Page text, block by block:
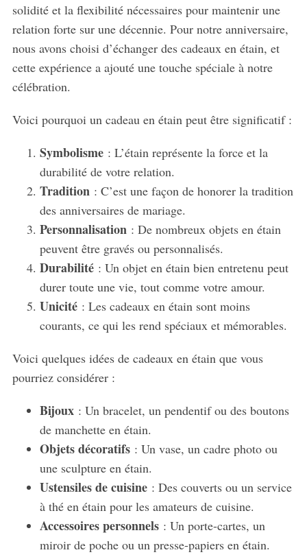
solidité et la flexibilité nécessaires pour maintenir une
relation forte sur une décennie. Pour notre anniversaire,
nous avons choisi d’échanger des cadeaux en étain, et
cette expérience a ajouté une touche spéciale à notre
célébration.
Voici pourquoi un cadeau en étain peut être significatif :
Symbolisme: L’étain représente la force et la
durabilité de votre relation.
Tradition : C’est une façon de honorer la tradition
des anniversaires de mariage.
Personnalisation : De nombreux objets en étain
peuvent être gravés ou personnalisés.
Durabilité: Un objet en étain bien entretenu peut
durer toute une vie, tout comme votre amour.
Unicité: Les cadeaux en étain sont moins
courants, ce qui les rend spéciaux et mémorables.
Voici quelques idées de cadeaux en étain que vous
pourriez considérer :
Bijoux: Un bracelet, un pendentif ou des boutons
de manchette en étain.
Objets décoratifs: Un vase, un cadre photo ou
une sculpture en étain.
Ustensiles de cuisine: Des couverts ou un service
à thé en étain pour les amateurs de cuisine.
Accessoires personnels: Un porte-cartes, un
miroir de poche ou un presse-papiers en étain.